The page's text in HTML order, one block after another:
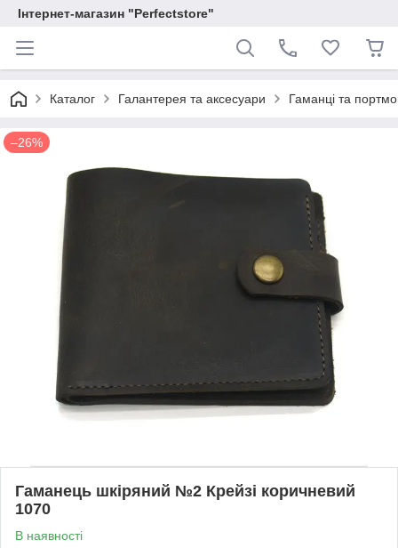
Інтернет-магазин "Perfectstore"
Каталог Галантерея та аксесуари Гаманці та
–26%
Гаманець шкіряний №2 Крейзі коричневий
1070
В наявності